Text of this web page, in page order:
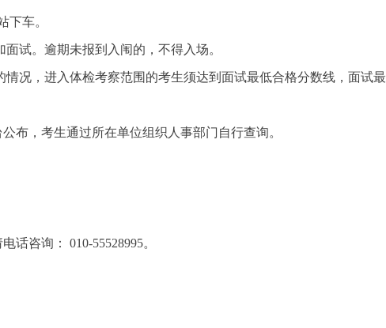
下车。
试。逾期未报到入闱的，不得入场。
况，进入体检考察范围的考生须达到面试最低合格分数线，面试最
布，考生通过所在单位组织人事部门自行查询。
话咨询： 010-55528995。